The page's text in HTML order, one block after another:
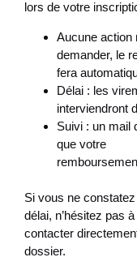
lors de votre
Aucune action
demander, le
fera
Délai : les
interviendront
Suivi : un mail
que votre
Si vous ne
délai, n’hésitez pas
contacter
dossier.